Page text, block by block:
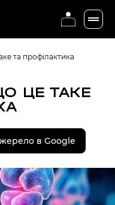
та профілактика
ЦЕ ТАКЕ
в Google